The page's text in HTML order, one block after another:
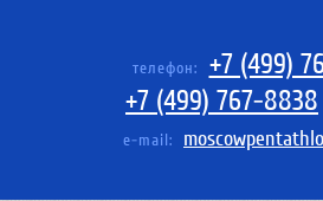
телефон:
+7 (499)
+7 (499) 767-8838
e-mail: